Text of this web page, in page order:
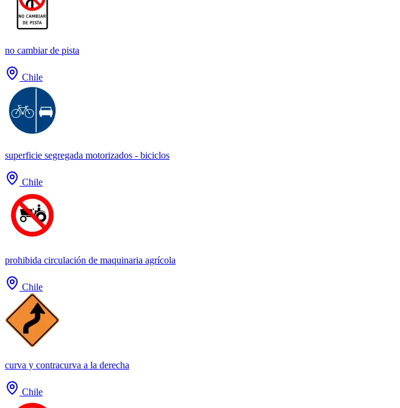
no cambiar de pista
Chile
superficie segregada motorizados - biciclos
Chile
prohibida circulación de maquinaria agrícola
Chile
curva y contracurva a la derecha
Chile